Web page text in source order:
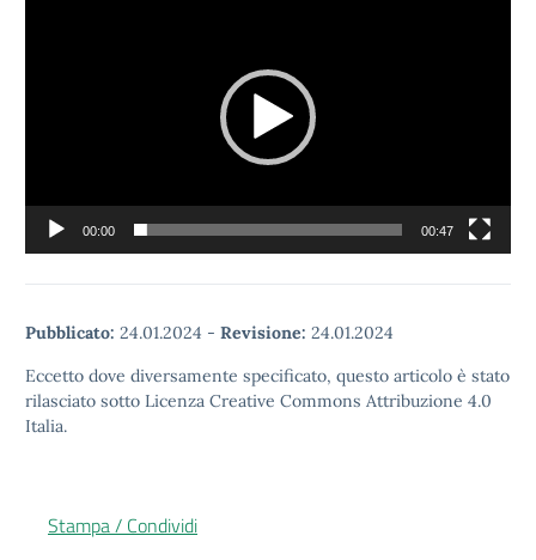
00:00 00:47
Pubblicato: 24.01.2024 - Revisione: 24.01.2024
Eccetto dove diversamente specificato, questo articolo è stato
rilasciato sotto Licenza Creative Commons Attribuzione 4.0
Italia.
Stampa / Condividi